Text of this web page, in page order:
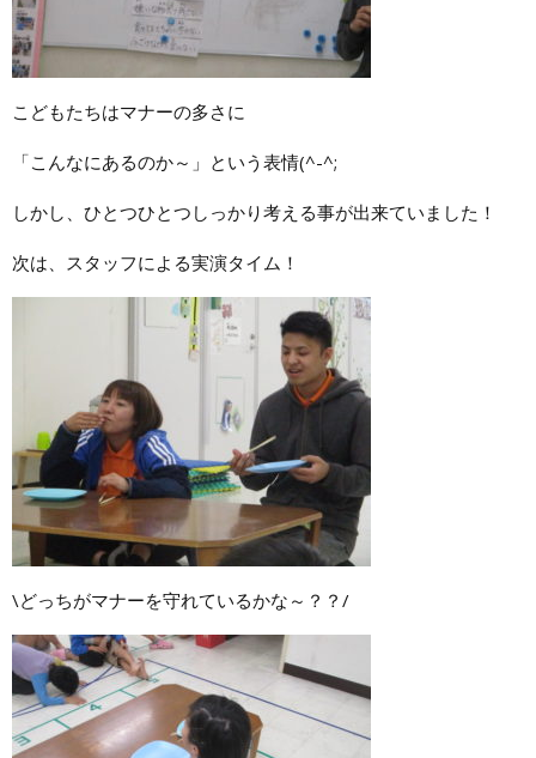
こどもたちはマナーの多さに
「こんなにあるのか～」という表情(^-^;
しかし、ひとつひとつしっかり考える事が出来ていました！
次は、スタッフによる実演タイム！
\どっちがマナーを守れているかな～？？/